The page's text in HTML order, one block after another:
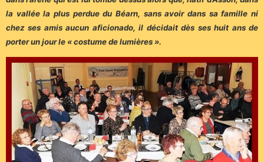
la vallée la plus perdue du Béarn, sans avoir dans sa famille ni
chez ses amis aucun aficionado, il décidait dès ses huit ans de
porter un jour le « costume de lumières ».